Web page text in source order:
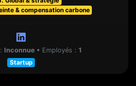
& compensation carbone
Inconnue • Employés : 1
Startup